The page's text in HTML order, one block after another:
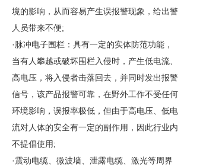
境的影响，从而容易产生误报警现象，给出警
人员带来不便;
· 脉冲电子围栏：具有一定的实体防范功能，
当有人攀越或破坏围栏入侵时，产生低电流、
高电压，将入侵者击落回去，并同时发出报警
信号，该产品报警可靠，在野外工作不受任何
环境影响，误报率极低，但由于高电压、低电
流对人体的安全有一定的副作用，因此行业内
不提倡使用 ;
· 震动电缆、微波墙、泄露电缆、激光等周界